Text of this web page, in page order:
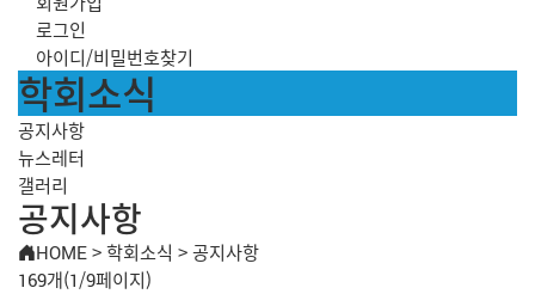
로그인
아이디/비밀번호찾기
학회소식
공지사항
뉴스레터
갤러리
공지사항
HOME>학회소식 >공지사항
169개(1/9페이지)